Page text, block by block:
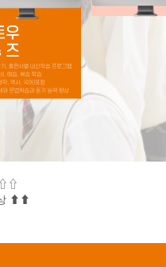
⇧⇧
⬆︎⬆︎